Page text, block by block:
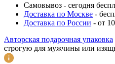
Самовывоз - сегодня
Доставка по Москве -
Доставка по России - от
Авторская подарочная упаковка
строгую для мужчины или